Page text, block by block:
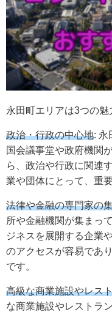
永田町エリアは3つの魅
政治・行政の中心地: 永
国会議事堂や政府機関
ら、政治や行政に関連
業や団体にとって、重
法律や金融の専門家の
所や金融機関が集まっ
ジネスを展開する企業
のアクセスが容易であ
です。
高級な商業施設やレス
な商業施設やレストラ